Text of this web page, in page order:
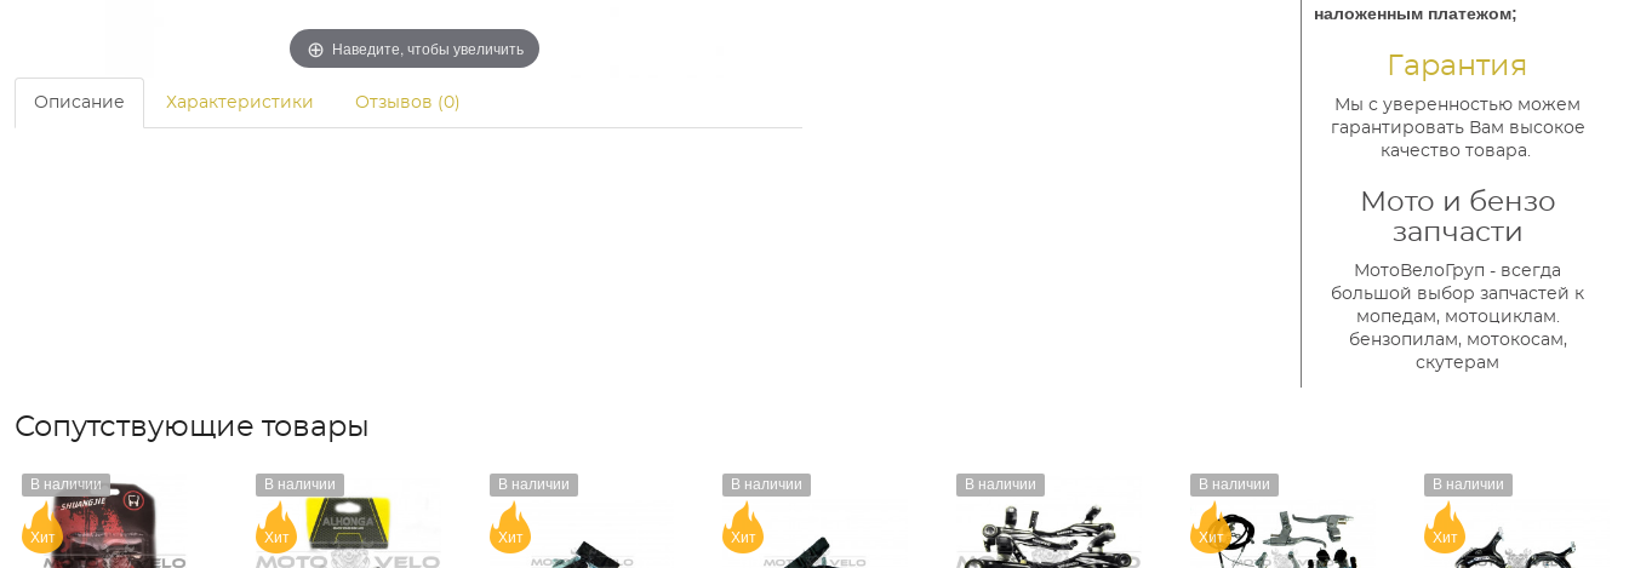
Наведите, чтобы увеличить
Описание Характеристики Отзывов (0)
наложенным платежом;
Гарантия
Мы с уверенностью можем
гарантировать Вам высокое
качество товара.
Мото и бензо
запчасти
МотоВелоГруп - всегда
большой выбор запчастей к
мопедам, мотоциклам.
бензопилам, мотокосам,
скутерам
Сопутствующие товары
В наличии
Хит
В наличии
Хит
В наличии
Хит
В наличии
Хит
В наличии В наличии
Хит
В наличии
Хит